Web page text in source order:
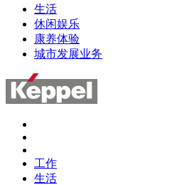
生活
休闲娱乐
康养体验
城市发展业务
工作
生活